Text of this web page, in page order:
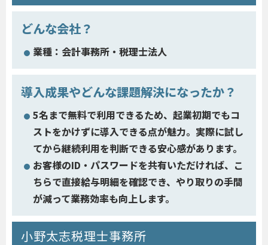
どんな会社？
業種：会計事務所・税理士法人
導入成果やどんな課題解決になったか？
5名まで無料で利用できるため、起業初期でもコ
ストをかけずに導入できる点が魅力。実際に試し
てから継続利用を判断できる安心感があります。
お客様のID・パスワードを共有いただければ、こ
ちらで直接給与明細を確認でき、やり取りの手間
が減って業務効率も向上します。
小野太志税理士事務所